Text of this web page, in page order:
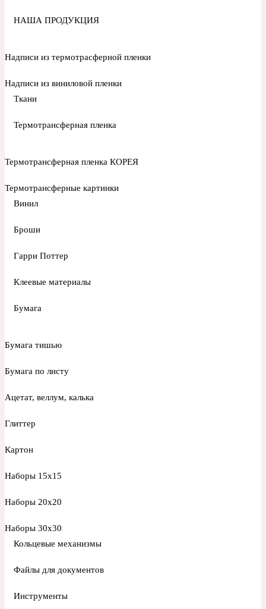
НАША ПРОДУКЦИЯ
Надписи из термотрасферной пленки
Надписи из виниловой пленки
Ткани
Термотрансферная пленка
Термотрансферная пленка КОРЕЯ
Термотрансферные картинки
Винил
Броши
Гарри Поттер
Клеевые материалы
Бумага
Бумага тишью
Бумага по листу
Ацетат, веллум, калька
Глиттер
Картон
Наборы 15х15
Наборы 20х20
Наборы 30х30
Кольцевые механизмы
Файлы для документов
Инструменты